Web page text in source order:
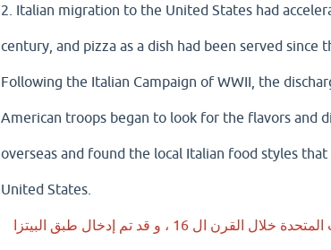
2. Italian migration to the United States had
century, and pizza as a dish had been served since
Following the Italian Campaign of WWII, the
American troops began to look for the flavors and
overseas and found the local Italian food styles
United States.
تسارعت هجرة الإيطاليين إلى الولايات المتحدة خلال القرن ال 16 ، و قد تم إدخال طبق البيتزا